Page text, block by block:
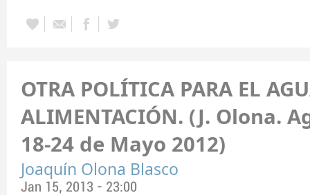
OTRA POLÍTICA PARA EL
ALIMENTACIÓN. (J. Olona.
18-24 de Mayo 2012)
Joaquín Olona Blasco
Jan 15, 2013 - 23:00